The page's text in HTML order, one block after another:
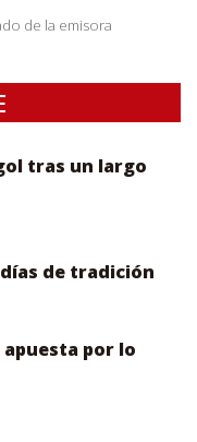
de la emisora
tras un largo
de tradición
por lo